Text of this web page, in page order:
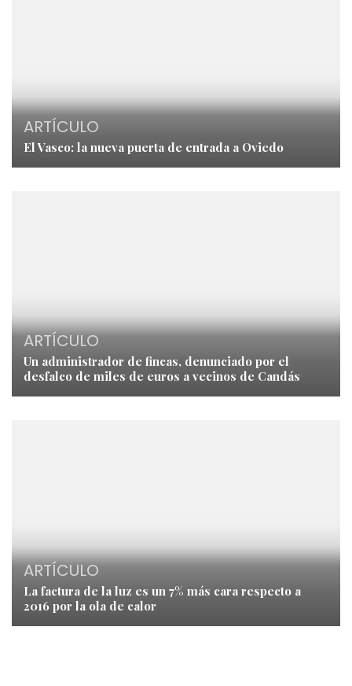
ARTÍCULO
El Vasco: la nueva puerta de entrada a Oviedo
ARTÍCULO
Un administrador de fincas, denunciado por el
desfalco de miles de euros a vecinos de Candás
ARTÍCULO
La factura de la luz es un 7% más cara respecto a
2016 por la ola de calor